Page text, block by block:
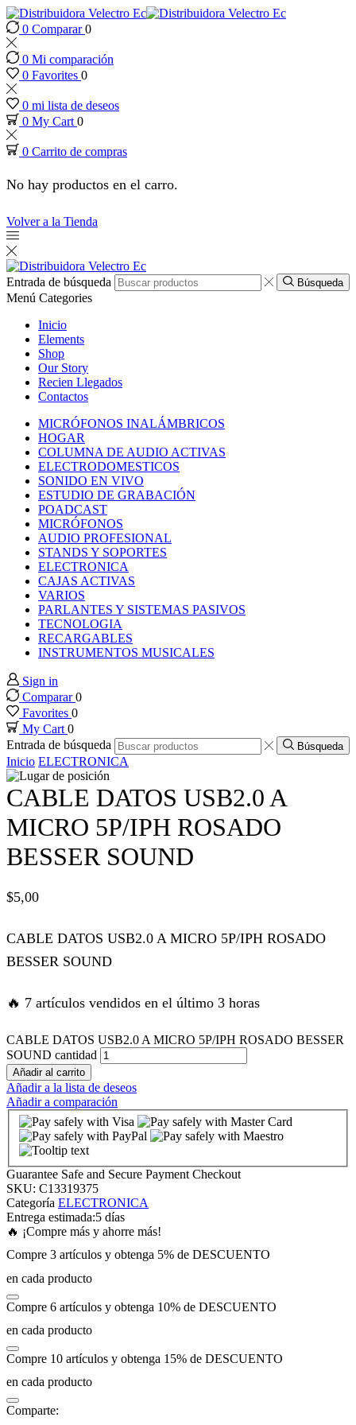
panel
panel
paketleri
panel
panel
panel
panel
panel
panel
al
panel
panel
panel
panel
panel
0 Comparar0
0 Mi comparación
0 Favorites 0
0 mi lista de deseos
0 My Cart 0
0 Carrito de compras
No hay productos en el carro.
Volver a la Tienda
Entrada de búsqueda Búsqueda
Menú Categories
Inicio
Elements
Shop
Our Story
Recien Llegados
Contactos
MICRÓFONOS INALÁMBRICOS
HOGAR
COLUMNA DE AUDIO ACTIVAS
ELECTRODOMESTICOS
SONIDO EN VIVO
ESTUDIO DE GRABACIÓN
POADCAST
MICRÓFONOS
AUDIO PROFESIONAL
STANDS Y SOPORTES
ELECTRONICA
CAJAS ACTIVAS
VARIOS
PARLANTES Y SISTEMAS PASIVOS
TECNOLOGIA
RECARGABLES
INSTRUMENTOS MUSICALES
Sign in
Comparar0
Favorites 0
My Cart0
Entrada de búsqueda
Búsqueda
Inicio ELECTRONICA
CABLE DATOS USB2.0 A
MICRO 5P/IPH ROSADO
BESSER SOUND
$5,00
CABLE DATOS USB2.0 A MICRO 5P/IPH ROSADO
BESSER SOUND
🔥 7 artículos vendidos en el último 3 horas
CABLE DATOS USB2.0 A MICRO 5P/IPH ROSADO BESSER
SOUND cantidad
Añadir al carrito
Añadir a la lista de deseos
Añadir a comparación
Guarantee Safe and Secure Payment Checkout
SKU: C13319375
Categoría ELECTRONICA
Entrega estimada:5 días
🔥 ¡Compre más y ahorre más!
Compre 3 artículos y obtenga 5% de DESCUENTO
en cada producto
Compre 6 artículos y obtenga 10% de DESCUENTO
en cada producto
Compre 10 artículos y obtenga 15% de DESCUENTO
en cada producto
Comparte: